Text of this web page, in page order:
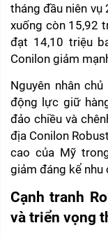
tháng đầu niên
xuống còn 15,92
đạt 14,10 triệu
Conilon giảm
Nguyên nhân
động lực giữ
đảo chiều và
địa Conilon
cao của Mỹ
giảm đáng kể nhu
Cạnh tranh
và triển vọng